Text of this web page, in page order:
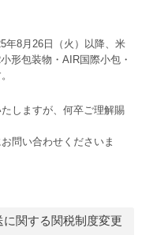
年8月26日（火）以降、米
形包装物・AIR国際小包・
しますが、何卒ご理解賜
問い合わせくださいま
に関する関税制度変更